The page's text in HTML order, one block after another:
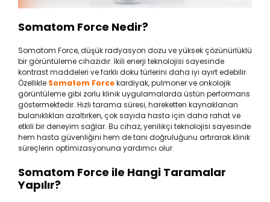
Somatom Force Nedir?
Somatom Force, düşük radyasyon dozu ve yüksek çözünürlüklü
bir görüntüleme cihazıdır. İkili enerji teknolojisi sayesinde
kontrast maddeleri ve farklı doku türlerini daha iyi ayırt edebilir.
Özellikle Somatom Forcekardiyak, pulmoner ve onkolojik
görüntüleme gibi zorlu klinik uygulamalarda üstün performans
göstermektedir. Hızlı tarama süresi, hareketten kaynaklanan
bulanıklıkları azaltırken, çok sayıda hasta için daha rahat ve
etkili bir deneyim sağlar. Bu cihaz, yenilikçi teknolojisi sayesinde
hem hasta güvenliğini hem de tanı doğruluğunu artırarak klinik
süreçlerin optimizasyonuna yardımcı olur.
Somatom Force ile Hangi Taramalar
Yapılır?